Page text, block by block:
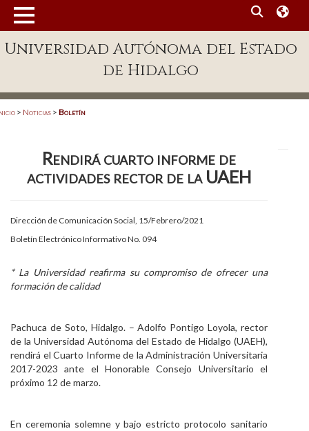
Enlaces
Patronato
Publicaciones en línea
Acreditación Internacional
Alumnado
Personal
Alumni
Visitantes
Universidad Autónoma del Estado
de Hidalgo
> Noticias > Boletín
Rendirá cuarto informe de
actividades rector de la UAEH
Dirección de Comunicación Social, 15/Febrero/2021
Boletín Electrónico Informativo No. 094
* La Universidad reafirma su compromiso de ofrecer una
formación de calidad
Pachuca de Soto, Hidalgo. – Adolfo Pontigo Loyola, rector
de la Universidad Autónoma del Estado de Hidalgo (UAEH),
rendirá el Cuarto Informe de la Administración Universitaria
2017-2023 ante el Honorable Consejo Universitario el
próximo 12 de marzo.
En ceremonia solemne y bajo estricto protocolo sanitario